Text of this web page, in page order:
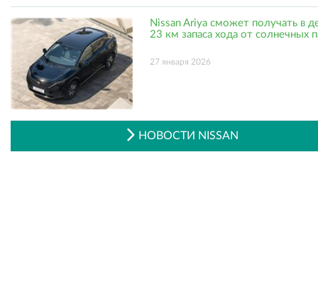
Nissan Ariya сможет получать в
23 км запаса хода от солнечных
27 января 2026
НОВОСТИ NISSAN